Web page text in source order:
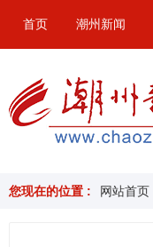
首页 潮州新闻
您现在的位置 : 网站首页